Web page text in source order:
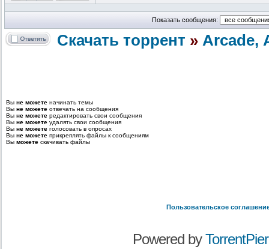
Показать сообщения:
Скачать торрент » Arcade,
Вы не можете начинать темы
Вы не можете отвечать на сообщения
Вы не можете редактировать свои сообщения
Вы не можете удалять свои сообщения
Вы не можете голосовать в опросах
Вы не можете прикреплять файлы к сообщениям
Вы можете скачивать файлы
Пользовательское
Powered by